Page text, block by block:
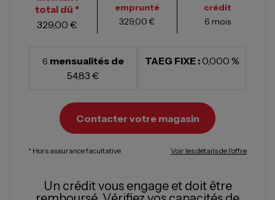
total dû *
329,00 €
emprunté
329,00 €
crédit
6 mois
6 mensualités de
54,83 €
TAEG FIXE :0,000 %
Contacter votre magasin
* Hors assurance facultative Voir les détails de l'offre
Un crédit vous engage et doit être